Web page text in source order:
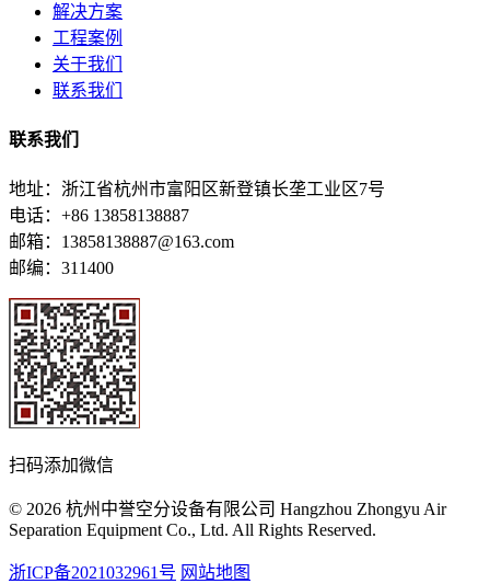
解决方案
工程案例
关于我们
联系我们
联系我们
地址：浙江省杭州市富阳区新登镇长垄工业区7号
电话：+86 13858138887
邮箱：13858138887@163.com
邮编：311400
扫码添加微信
© 2026 杭州中誉空分设备有限公司 Hangzhou Zhongyu Air
Separation Equipment Co., Ltd. All Rights Reserved.
浙ICP备2021032961号 网站地图